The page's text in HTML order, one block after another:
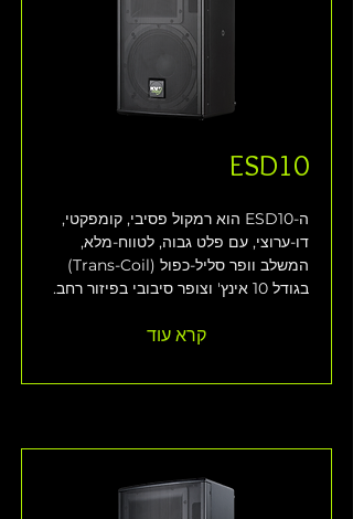
ESD10
ה-ESD10 הוא רמקול פסיבי, קומפקטי,
דו-ערוצי, עם פלט גבוה, לטווח-מלא,
המשלב וופר סליל-כפול (Trans-Coil)
בגודל 10 אינץ' וצופר סיבובי בפיזור רחב.
קרא עוד